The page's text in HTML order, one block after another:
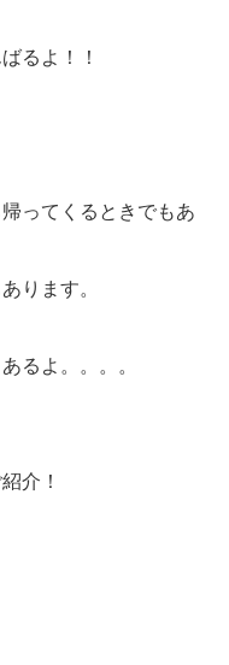
るよ！！
ってくるときでもあ
ります。
るよ。。。。
介！